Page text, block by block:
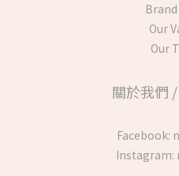
Our
Our
關於我們
Facebook:
Instagram: